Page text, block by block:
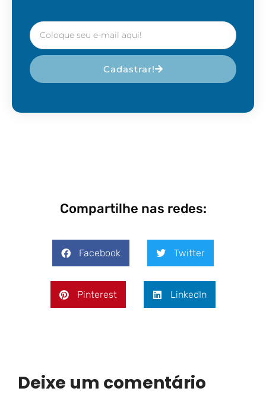
Cadastrar!
Compartilhe nas redes:
Facebook Twitter
Pinterest LinkedIn
Deixe um comentário